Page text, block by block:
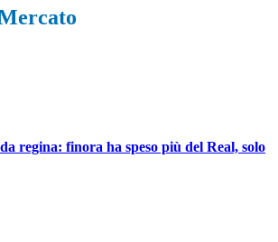
regina: finora ha speso più del Real, solo